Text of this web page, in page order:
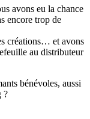
avons eu la chance
encore trop de
créations… et avons
au distributeur
bénévoles, aussi
?